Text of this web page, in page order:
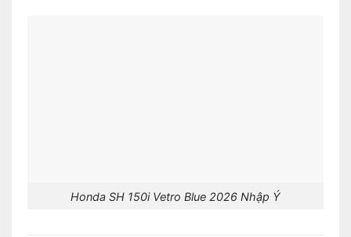
Honda SH 150i Vetro Blue 2026 Nhập Ý